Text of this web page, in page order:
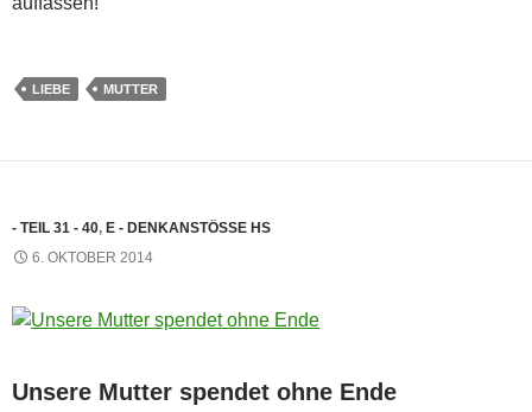
LIEBE MUTTER
- TEIL 31 - 40, E - DENKANSTÖSSE HS
6. OKTOBER 2014
Unsere Mutter spendet ohne Ende